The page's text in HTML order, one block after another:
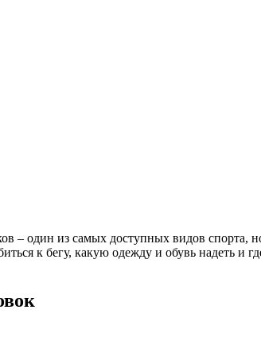
– один из самых доступных видов
к бегу, какую одежду и обувь надеть